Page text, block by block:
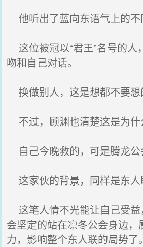
他听出了蓝向东语气上的不
这位被冠以“君王”名号的人
吻和自己对话。
换做别人，这是想都不要想
不过，顾渊也清楚这是为什
自己今晚救的，可是腾龙公
这家伙的背景，同样是东人
这笔人情不光能让自己受益
会坚定的站在凛冬公会身边，
力，影响整个东人联的局势了。